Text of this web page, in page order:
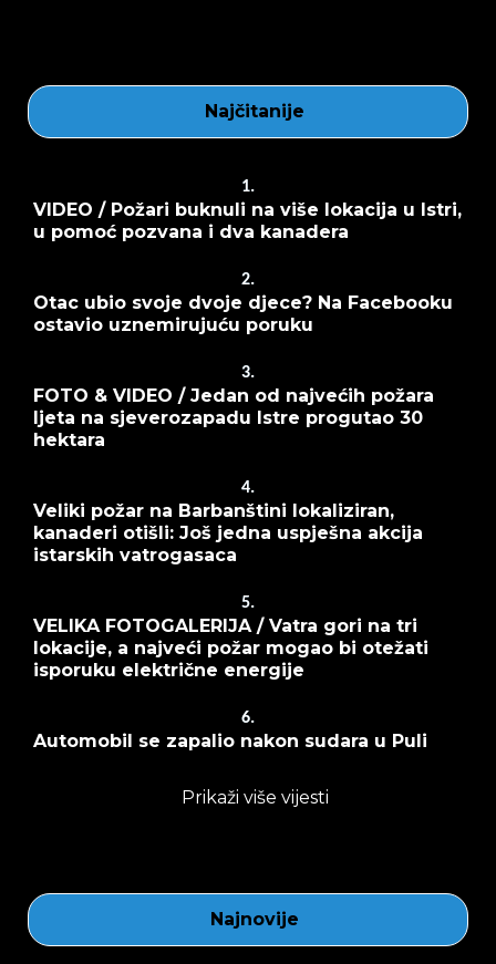
Najčitanije
1.
VIDEO / Požari buknuli na više lokacija u Istri,
u pomoć pozvana i dva kanadera
2.
Otac ubio svoje dvoje djece? Na Facebooku
ostavio uznemirujuću poruku
3.
FOTO & VIDEO / Jedan od najvećih požara
ljeta na sjeverozapadu Istre progutao 30
hektara
4.
Veliki požar na Barbanštini lokaliziran,
kanaderi otišli: Još jedna uspješna akcija
istarskih vatrogasaca
5.
VELIKA FOTOGALERIJA / Vatra gori na tri
lokacije, a najveći požar mogao bi otežati
isporuku električne energije
6.
Automobil se zapalio nakon sudara u Puli
Prikaži više vijesti
Najnovije